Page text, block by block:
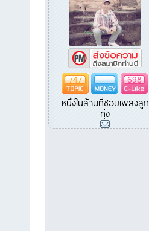
747
698
หนึ่งในล้านที่ชอบเพลงลูก
ทุ่ง